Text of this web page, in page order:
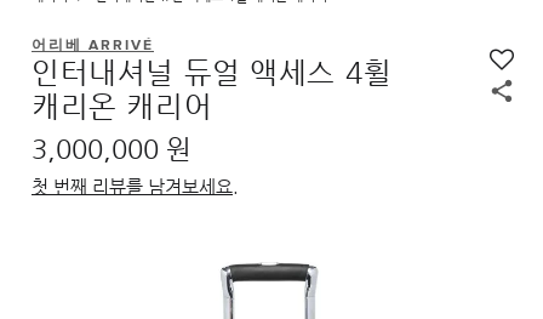
어리베 ARRIVÉ
인터내셔널 듀얼 액세스 4휠
캐리온 캐리어
3,000,000 원
첫 번째 리뷰를 남겨보세요.